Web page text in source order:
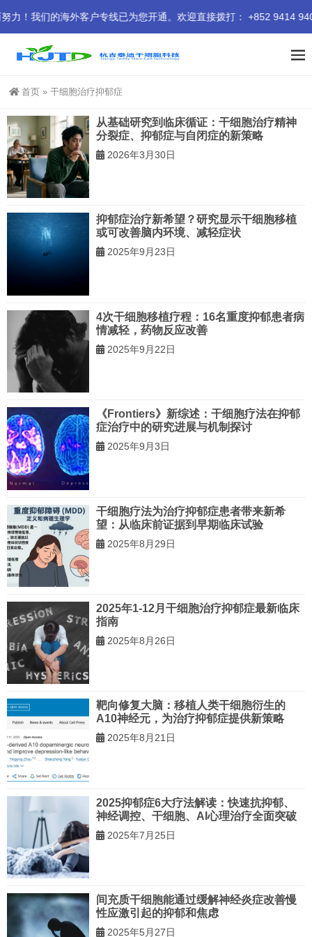
！我们的海外客户专线已为您开通。欢迎直接拨打： +852 9414
首页 » 干细胞治疗抑郁症
从基础研究到临床循证：干细胞治疗精神
分裂症、抑郁症与自闭症的新策略
2026年3月30日
抑郁症治疗新希望？研究显示干细胞移植
或可改善脑内环境、减轻症状
2025年9月23日
4次干细胞移植疗程：16名重度抑郁患者病
情减轻，药物反应改善
2025年9月22日
《Frontiers》新综述：干细胞疗法在抑郁
症治疗中的研究进展与机制探讨
2025年9月3日
干细胞疗法为治疗抑郁症患者带来新希
望：从临床前证据到早期临床试验
2025年8月29日
2025年1-12月干细胞治疗抑郁症最新临床
指南
2025年8月26日
靶向修复大脑：移植人类干细胞衍生的
A10神经元，为治疗抑郁症提供新策略
2025年8月21日
2025抑郁症6大疗法解读：快速抗抑郁、
神经调控、干细胞、AI心理治疗全面突破
2025年7月25日
间充质干细胞能通过缓解神经炎症改善慢
性应激引起的抑郁和焦虑
2025年5月27日